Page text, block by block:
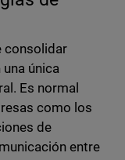
consolidar
única
Es normal
como los
de
entre